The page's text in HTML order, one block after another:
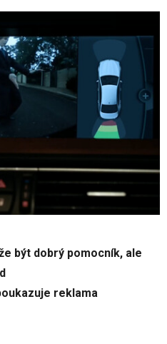
být dobrý pomocník, ale
reklama